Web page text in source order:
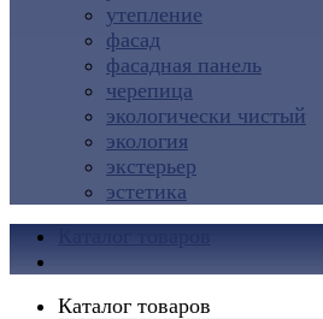
утепление
фасад
фасадная панель
черепица
экологически чистый
экология
экстерьер
эстетика
Каталог товаров